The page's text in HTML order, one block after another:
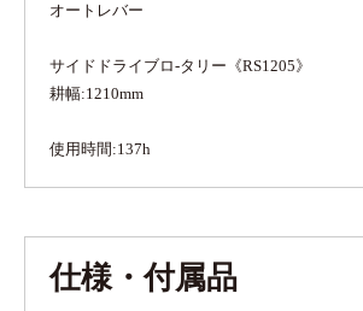
オートレバー
サイドドライブロ-タリー《RS1205》
耕幅:1210mm
使用時間:137h
仕様・付属品